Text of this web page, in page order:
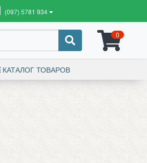
(097) 5781 934
0
КАТАЛОГ ТОВАРОВ